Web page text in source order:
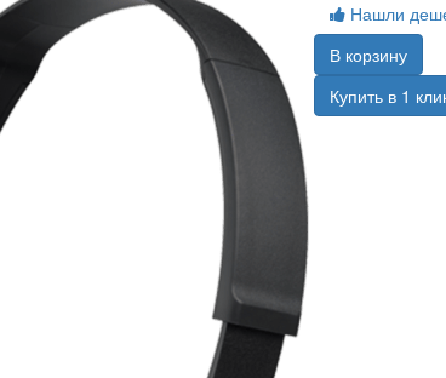
Нашли
В корзину
Купить в 1